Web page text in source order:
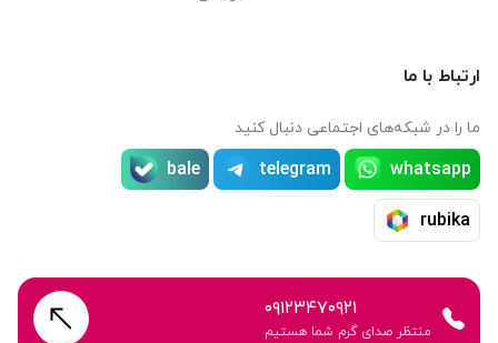
ارتباط با ما
ما را در شبکه‌های اجتماعی دنبال کنید
whatsapp
telegram
bale
rubika
۰۹۱۲۳۴۷۰۹۲۱
منتظر صدای گرم شما هستیم